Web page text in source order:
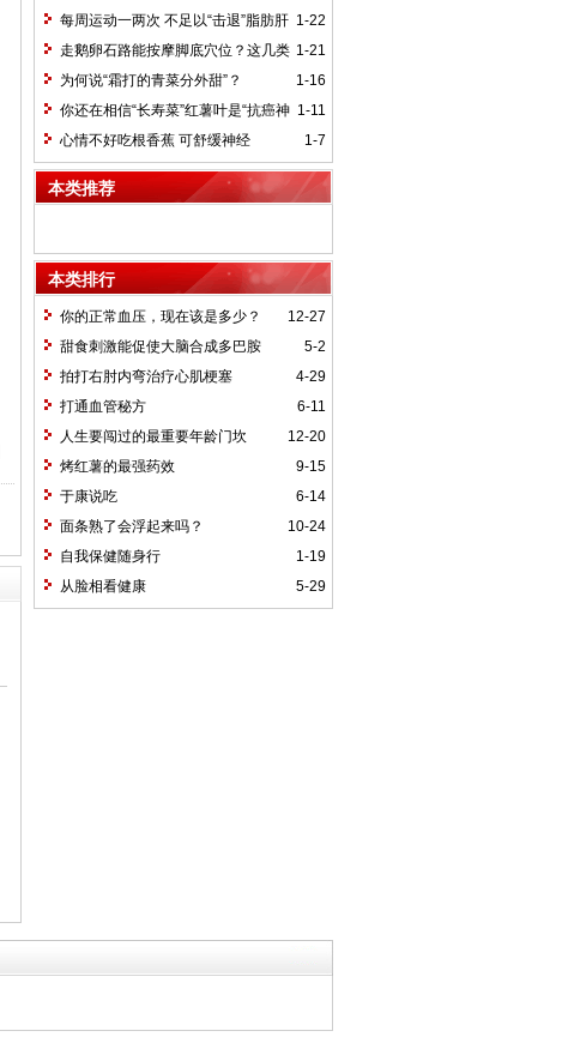
1-22
每周运动一两次 不足以“击退”脂肪肝
1-21
走鹅卵石路能按摩脚底穴位？这几类
人最好别走
1-16
为何说“霜打的青菜分外甜”？
1-11
你还在相信“长寿菜”红薯叶是“抗癌神
器”吗？
1-7
心情不好吃根香蕉 可舒缓神经
本类推荐
本类排行
12-27
你的正常血压，现在该是多少？
5-2
甜食刺激能促使大脑合成多巴胺
4-29
拍打右肘内弯治疗心肌梗塞
6-11
打通血管秘方
12-20
人生要闯过的最重要年龄门坎
9-15
烤红薯的最强药效
6-14
于康说吃
10-24
面条熟了会浮起来吗？
1-19
自我保健随身行
5-29
从脸相看健康